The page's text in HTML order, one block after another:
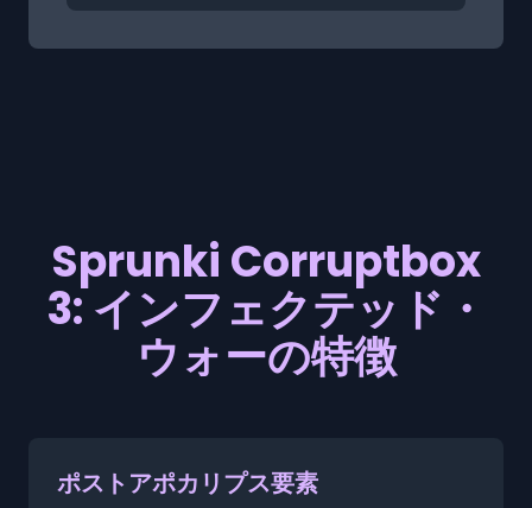
Sprunki Corruptbox
3: インフェクテッド・
ウォーの特徴
ポストアポカリプス要素